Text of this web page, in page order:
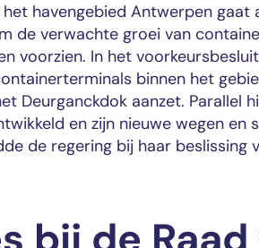
havengebied Antwerpen
de verwachte groei van
voorzien. In het
binnen het
Deurganckdok aanzet. Parallel
en zijn nieuwe wegen
de regering bij haar